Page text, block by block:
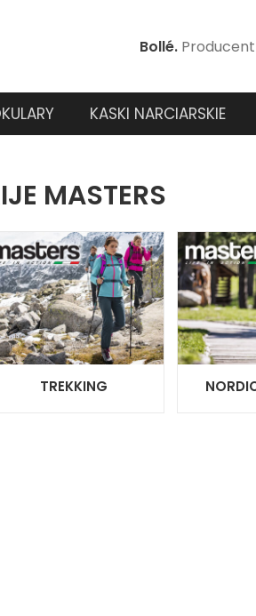
Bollé.
KASKI NARCIARSKIE
MASTERS
TREKKING